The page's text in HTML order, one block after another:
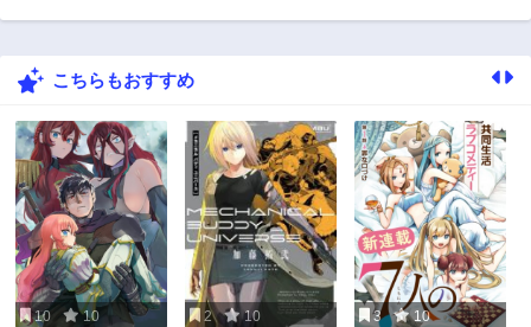
第66話 第65話
第64話
第62話
2年前
第61話
2年前
第60話
2年前
第59話
2年前
第58話
2年前
第57話
2年前
こちらもおすすめ
10 10 2 10 3 10